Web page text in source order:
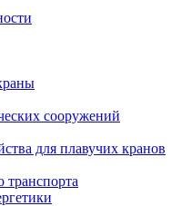
сооружений
для плавучих кранов